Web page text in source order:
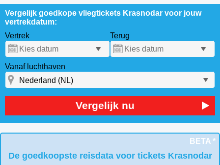
Vergelijk goedkope vliegtickets Krasnodar voor jouw
vertrekdatum:
Vertrek
Terug
Vanaf luchthaven
Vergelijk nu
BETA *
De goedkoopste reisdata voor tickets Krasnodar